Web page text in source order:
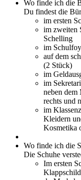
Wo finde ich die
Du findest die
im ersten
im zweiten
Schelling
im
auf dem
(2 Stück)
im
im
neben dem
rechts und
im
Kleidern
Kosmetika
Wo finde ich die
Die Schuhe
Im ersten